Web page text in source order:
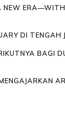
NEW
DI TENGAH
BAGI